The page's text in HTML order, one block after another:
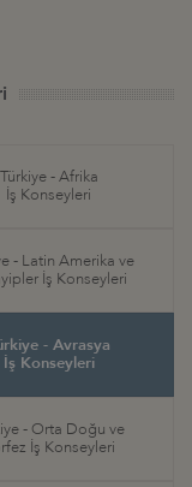
Türkiye - Afrika
İş Konseyleri
- Latin Amerika ve
İş Konseyleri
- Avrasya
İş Konseyleri
- Orta Doğu ve
İş Konseyleri